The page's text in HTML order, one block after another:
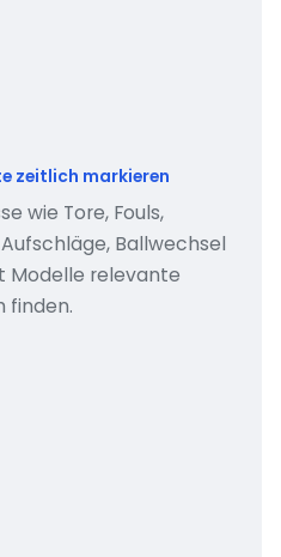
zeitlich markieren
wie Tore, Fouls,
Ballwechsel
Modelle relevante
finden.